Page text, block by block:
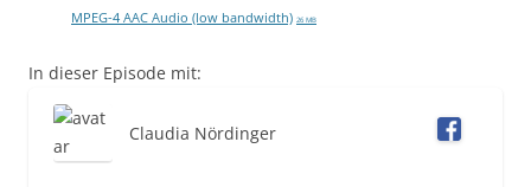
MPEG-4 AAC Audio (low bandwidth) 26 MB
In dieser Episode mit:
Claudia Nördinger